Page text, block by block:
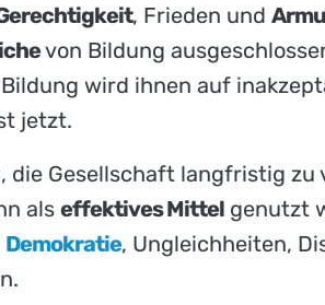
, Frieden und
von Bildung
wird ihnen auf
jetzt.
die Gesellschaft langfristig
als effektives Mittel genutzt
Demokratie, Ungleichheiten,